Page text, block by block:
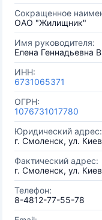
Сокращенное
ОАО "Жилищник"
Имя руководителя:
Елена Геннадьевна
ИНН:
6731065371
ОГРН:
1076731017780
Юридический адрес:
г. Смоленск, ул.
Фактический адрес:
г. Смоленск, ул.
Телефон:
8-4812-77-55-78